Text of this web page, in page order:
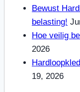
Bewust
belasting!
Hoe veilig
2026
19, 2026